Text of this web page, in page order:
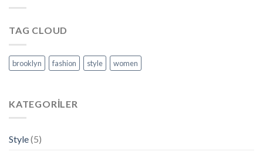
TAG CLOUD
brooklyn fashion style women
KATEGORILER
Style(5)